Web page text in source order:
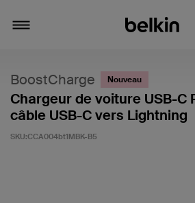
BoostCharge Nouveau
Chargeur de voiture USB-C
câble USB-C vers Lightning
SKU:CCA004bt1MBK-B5